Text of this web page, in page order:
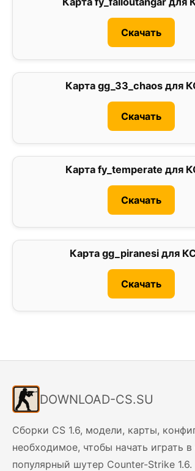
Скачать
Карта gg_33_chaos для
Скачать
Карта fy_temperate для
Скачать
Карта gg_piranesi для
Скачать
DOWNLOAD-CS.SU
Сборки CS 1.6, модели, карты,
необходимое, чтобы начать играть
популярный шутер Counter-Strike 1.6.